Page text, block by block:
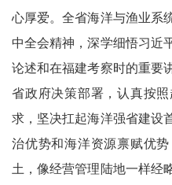
心厚爱。全省海洋与渔业系
中全会精神，深学细悟习近
论述和在福建考察时的重要
省政府决策部署，认真按
求，坚决扛起海洋强省建设
治优势和海洋资源禀赋优
土，像经营管理陆地一样经